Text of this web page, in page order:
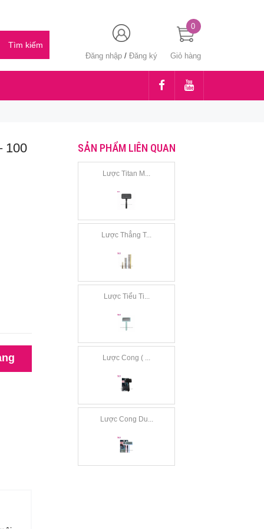
Đăng nhập / Đăng ký Giỏ hàng
0
100
SẢN PHẨM LIÊN QUAN
Lược Titan M...
Lược Thẳng T...
Lược Tiểu Ti...
Lược Cong ( ...
Lược Cong Du...